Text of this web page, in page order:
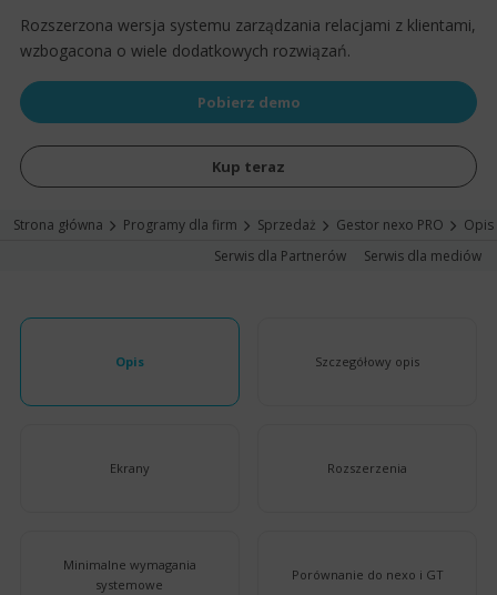
Rozszerzona wersja systemu zarządzania relacjami z klientami,
wzbogacona o wiele dodatkowych rozwiązań.
Pobierz demo
Kup teraz
Strona główna Programy dla firm Sprzedaż Gestor nexo PRO
Opis
Serwis dla Partnerów
Serwis dla mediów
Opis Szczegółowy opis
Ekrany Rozszerzenia
Minimalne wymagania
systemowe
Porównanie do nexo i GT